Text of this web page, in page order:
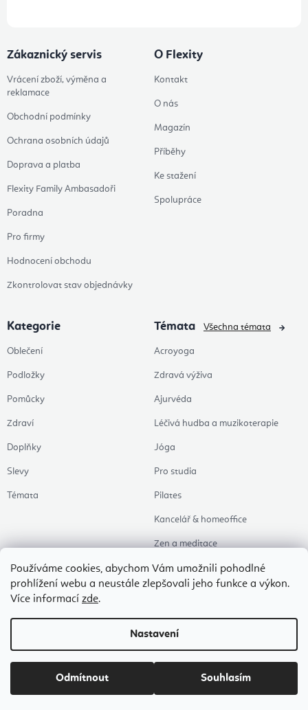
Používáme cookies, abychom Vám umožnili pohodlné
prohlížení webu a neustále zlepšovali jeho funkce a výkon.
Více informací zde.
Nastavení
Odmítnout Souhlasím
Zákaznický servis
Vrácení zboží, výměna a
reklamace
Obchodní podmínky
Ochrana osobních údajů
Doprava a platba
Flexity Family Ambasadoři
Poradna
Pro firmy
Hodnocení obchodu
Zkontrolovat stav objednávky
O Flexity
Kontakt
O nás
Magazín
Příběhy
Ke stažení
Spolupráce
Kategorie
Oblečení
Podložky
Pomůcky
Zdraví
Doplňky
Slevy
Témata
Témata
Acroyoga
Zdravá výživa
Ajurvéda
Léčivá hudba a muzikoterapie
Jóga
Pro studia
Pilates
Kancelář & homeoffice
Zen a meditace
Aromaterapie
Zdravý spánek
Naše oblíbené
Všechna témata
Vytvořil Shoptet Premium
cookies